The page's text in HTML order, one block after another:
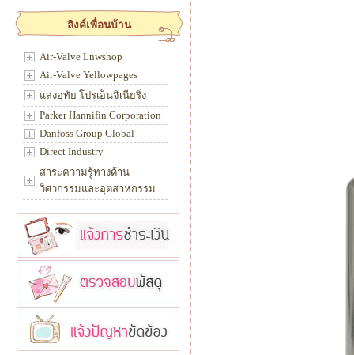
ลิงค์เพื่อนบ้าน
Air-Valve Lnwshop
Air-Valve Yellowpages
แสงอุทัย โปรเอ็นจิเนียริ่ง
Parker Hannifin Corporation
Danfoss Group Global
Direct Industry
สาระความรู้ทางด้าน
วิศวกรรมและอุตสาหกรรม